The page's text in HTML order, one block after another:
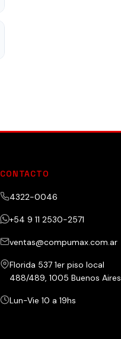
CONTACTO
4322-0046
+54 9 11 2530-2571
ventas@compumax.com.ar
Florida 537 1er piso local
488/489, 1005 Buenos Aires
Lun-Vie 10 a 19hs